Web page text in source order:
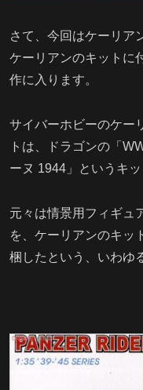
さて、今回はケーリア
ケーリアンのキットに
作に入ります。
サイバーホビーのケー
トは、ドラゴンの「
ーヌ 1944」というキ
元々は情景用フィギュ
を、ケーリアンのキッ
梱したという、いわゆ